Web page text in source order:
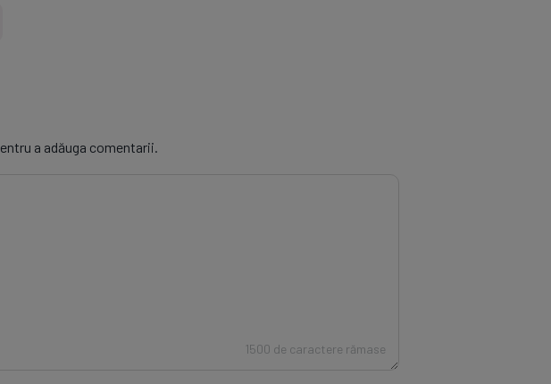
a adăuga comentarii.
1500 de caractere rămase